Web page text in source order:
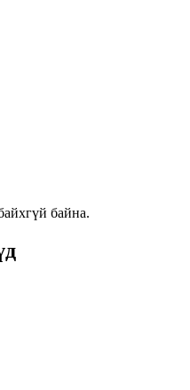
байна.